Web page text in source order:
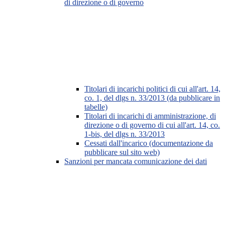
di direzione o di governo
Titolari di incarichi politici di cui all'art. 14,
co. 1, del dlgs n. 33/2013 (da pubblicare in
tabelle)
Titolari di incarichi di amministrazione, di
direzione o di governo di cui all'art. 14, co.
1-bis, del dlgs n. 33/2013
Cessati dall'incarico (documentazione da
pubblicare sul sito web)
Sanzioni per mancata comunicazione dei dati